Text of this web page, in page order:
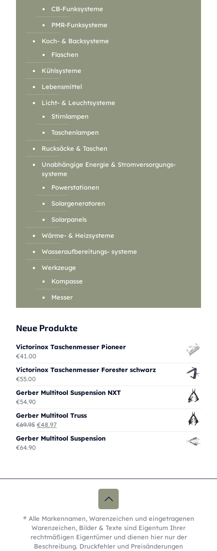
CB-Funksysteme
PMR-Funksysteme
Koch- & Backsysteme
Flaschen
Kühlsysteme
Lebensmittel
Licht- & Leuchtsysteme
Stirnlampen
Taschenlampen
Rucksäcke & Taschen
Unabhängige Energie & Stromversorgungs-
systeme
Powerstationen
Solargeneratoren
Solarpanels
Wärme- & Heizsysteme
Wasseraufbereitungs- systeme
Werkzeuge
Kompasse
Messer
Neue Produkte
Victorinox Taschenmesser Pioneer
€41.00
Victorinox Taschenmesser Forester schwarz
€55.00
Gerber Multitool Suspension NXT
€54.90
Gerber Multitool Truss
€69.95 Ursprünglicher
war:
€48.97Aktueller
ist:
Gerber Multitool Suspension
€64.90
® Alle Markennamen, Warenzeichen und eingetragenen
Warenzeichen, Bilder & Texte sind Eigentum Ihrer
rechtmäßigen Eigentümer und dienen hier nur der
Beschreibung. Druckfehler und Preisänderungen